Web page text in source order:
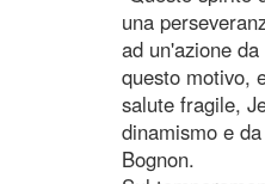
una
ad un'azione
questo motivo,
salute fragile,
dinamismo e
Bognon.